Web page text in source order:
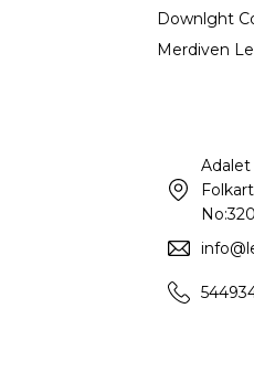
Downlght
Merdiven
Adalet